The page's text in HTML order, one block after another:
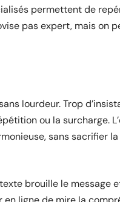
permettent de
pas expert, mais on
lourdeur. Trop
ou la surcharge.
sans sacrifier
brouille le message